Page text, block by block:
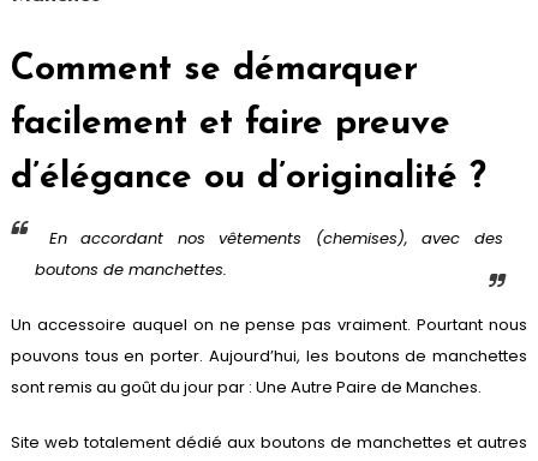
Comment se démarquer
facilement et faire preuve
d’élégance ou d’originalité ?
En accordant nos vêtements (chemises), avec des
boutons de manchettes.
Un accessoire auquel on ne pense pas vraiment. Pourtant nous
pouvons tous en porter. Aujourd’hui, les boutons de manchettes
sont remis au goût du jour par : Une Autre Paire de Manches.
Site web totalement dédié aux boutons de manchettes et autres